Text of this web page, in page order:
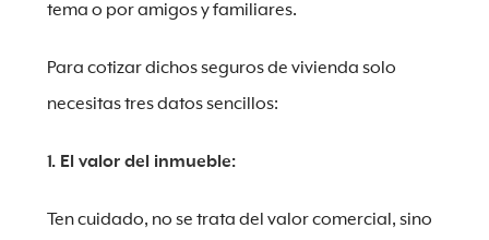
tema o por amigos y familiares.
Para cotizar dichos seguros de vivienda solo
necesitas tres datos sencillos:
1. El valor del inmueble:
Ten cuidado, no se trata del valor comercial, sino